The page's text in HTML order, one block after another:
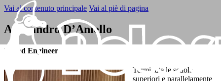
Vai al contenuto principale Vai al piè di pagina
Alessandro D’Aniello
Sound Engineer
Terminate le scuole
superiori e parallelamente